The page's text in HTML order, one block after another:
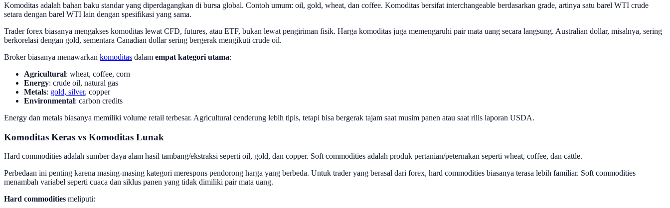
Komoditas adalah bahan baku standar yang diperdagangkan di bursa global. Contoh umum: oil, gold, wheat, dan coffee. Komoditas bersifat interchangeable berdasarkan grade, artinya satu barel WTI crude
setara dengan barel WTI lain dengan spesifikasi yang sama.
Trader forex biasanya mengakses komoditas lewat CFD, futures, atau ETF, bukan lewat pengiriman fisik. Harga komoditas juga memengaruhi pair mata uang secara langsung. Australian dollar, misalnya, sering
berkorelasi dengan gold, sementara Canadian dollar sering bergerak mengikuti crude oil.
Broker biasanya menawarkan komoditas dalam empat kategori utama:
Agricultural: wheat, coffee, corn
Energy: crude oil, natural gas
Metals: gold, silver, copper
Environmental: carbon credits
Energy dan metals biasanya memiliki volume retail terbesar. Agricultural cenderung lebih tipis, tetapi bisa bergerak tajam saat musim panen atau saat rilis laporan USDA.
Komoditas Keras vs Komoditas Lunak
Hard commodities adalah sumber daya alam hasil tambang/ekstraksi seperti oil, gold, dan copper. Soft commodities adalah produk pertanian/peternakan seperti wheat, coffee, dan cattle.
Perbedaan ini penting karena masing-masing kategori merespons pendorong harga yang berbeda. Untuk trader yang berasal dari forex, hard commodities biasanya terasa lebih familiar. Soft commodities
menambah variabel seperti cuaca dan siklus panen yang tidak dimiliki pair mata uang.
Hard commodities meliputi: